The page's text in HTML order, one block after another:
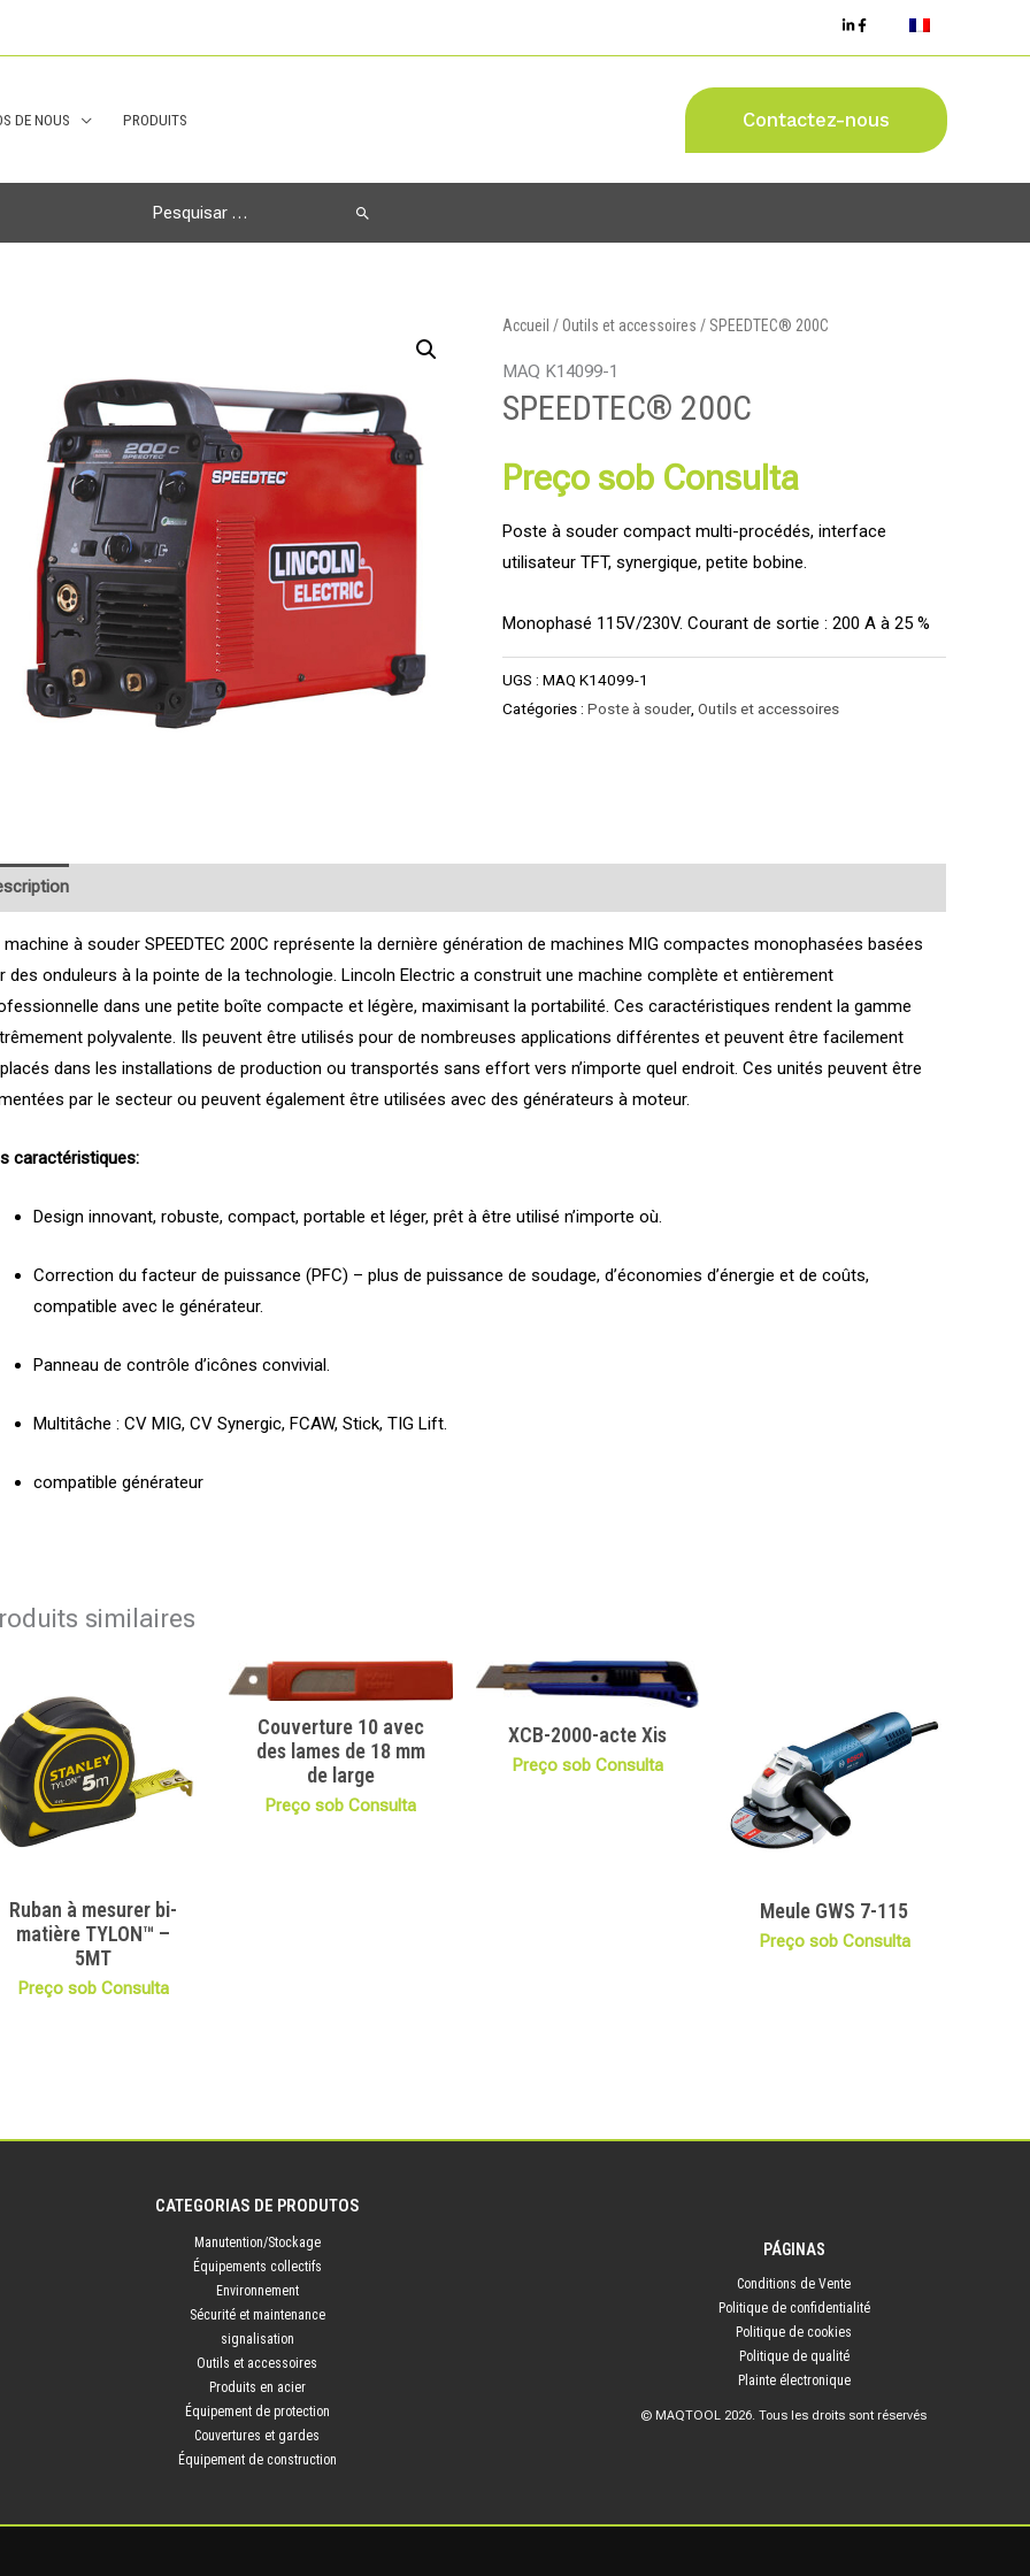
DE NOUS PRODUITS Contactez-nous
for:
Accueil /Outils et accessoires / SPEEDTEC® 200C
MAQ K14099-1
SPEEDTEC® 200C
Preço sob Consulta
Poste à souder compact multi-procédés, interface
utilisateur TFT, synergique, petite bobine.
Monophasé 115V/230V. Courant de sortie : 200 A à 25 %
UGS :MAQ K14099-1
Catégories :Poste à souder,Outils et accessoires
machine à souder SPEEDTEC 200C représente la dernière génération de machines MIG compactes monophasées basées
des onduleurs à la pointe de la technologie. Lincoln Electric a construit une machine complète et entièrement
dans une petite boîte compacte et légère, maximisant la portabilité. Ces caractéristiques rendent la gamme
polyvalente. Ils peuvent être utilisés pour de nombreuses applications différentes et peuvent être facilement
dans les installations de production ou transportés sans effort vers n’importe quel endroit. Ces unités peuvent être
par le secteur ou peuvent également être utilisées avec des générateurs à moteur.
caractéristiques:
Design innovant, robuste, compact, portable et léger, prêt à être utilisé n’importe où.
Correction du facteur de puissance (PFC) – plus de puissance de soudage, d’économies d’énergie et de coûts,
compatible avec le générateur.
Panneau de contrôle d’icônes convivial.
Multitâche : CV MIG, CV Synergic, FCAW, Stick, TIG Lift.
compatible générateur
similaires
Ruban à mesurer bi-
matière TYLON™ –
5MT
Preço sob Consulta
Couverture 10 avec
des lames de 18 mm
de large
Preço sob Consulta
XCB-2000-acte Xis
Preço sob Consulta
Meule GWS 7-115
Preço sob Consulta
CATEGORIAS DE PRODUTOS
Manutention/Stockage
Équipements collectifs
Environnement
Sécurité et maintenance
signalisation
Outils et accessoires
Produits en acier
Équipement de protection
Couvertures et gardes
Équipement de construction
PÁGINAS
Conditions de Vente
Politique de confidentialité
Politique de cookies
Politique de qualité
Plainte électronique
© MAQTOOL 2026. Tous les droits sont réservés